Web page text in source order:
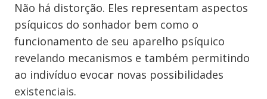
Não há distorção. Eles representam aspectos
psíquicos do sonhador bem como o
funcionamento de seu aparelho psíquico
revelando mecanismos e também permitindo
ao indivíduo evocar novas possibilidades
existenciais.